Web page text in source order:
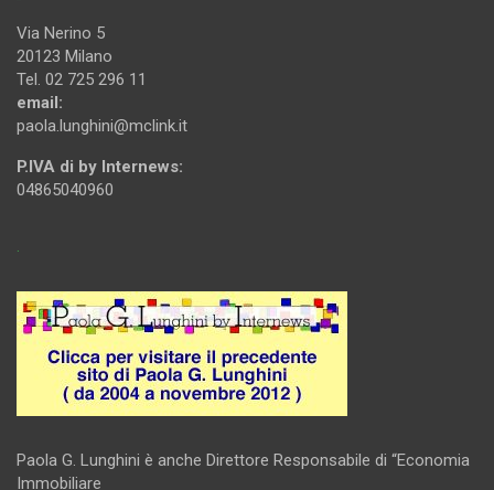
Via Nerino 5
20123 Milano
Tel. 02 725 296 11
email:
paola.lunghini@mclink.it
P.IVA di by Internews:
04865040960
.
Paola G. Lunghini è anche Direttore Responsabile di “Economia
Immobiliare